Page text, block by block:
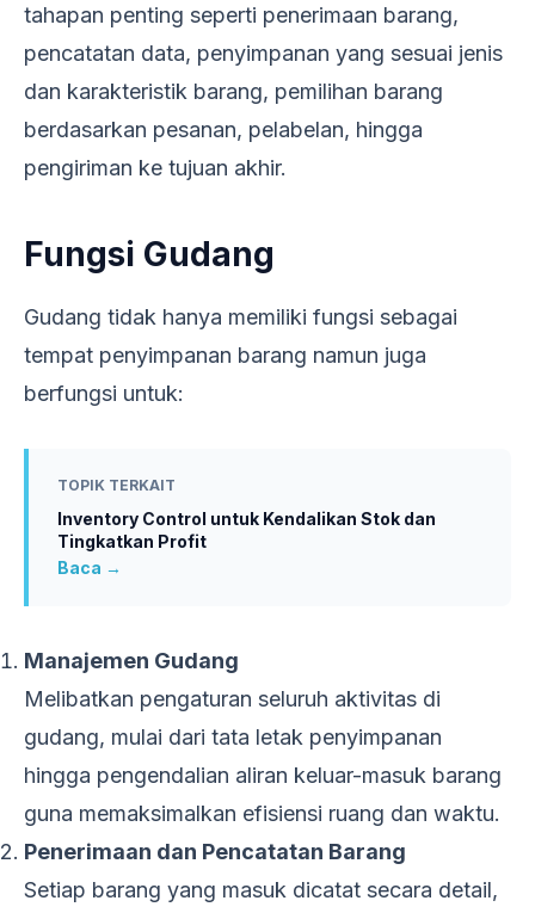
tahapan penting seperti penerimaan barang,
pencatatan data, penyimpanan yang sesuai jenis
dan karakteristik barang, pemilihan barang
berdasarkan pesanan, pelabelan, hingga
pengiriman ke tujuan akhir.
Fungsi Gudang
Gudang tidak hanya memiliki fungsi sebagai
tempat penyimpanan barang namun juga
berfungsi untuk:
TOPIK TERKAIT
Inventory Control untuk Kendalikan Stok dan
Tingkatkan Profit
Baca →
Manajemen Gudang
Melibatkan pengaturan seluruh aktivitas di
gudang, mulai dari tata letak penyimpanan
hingga pengendalian aliran keluar-masuk barang
guna memaksimalkan efisiensi ruang dan waktu.
Penerimaan dan Pencatatan Barang
Setiap barang yang masuk dicatat secara detail,